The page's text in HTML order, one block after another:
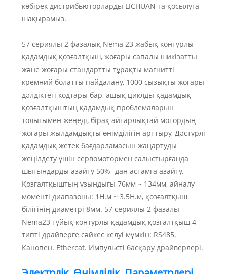
көбірек дистрибьюторларды LICHUAN-ға қосылуға
шақырамыз.
57 сериялы 2 фазалық Nema 23 жабық контурлы
қадамдық қозғалтқыш, жоғары сапалы шикізатты
және жоғары стандартты тұрақты магнитті
кремний болатты пайдалану, 1000 сызықты жоғары
дәлдіктегі кодтары бар, ашық циклды қадамдық
қозғалтқыштың қадамдық проблемаларын
толығымен жеңеді, бірақ айтарлықтай мотордың
жоғары жылдамдықты өнімділігін арттыру, Дәстүрлі
қадамдық жетек бағдарламасын жаңартуды
жеңілдету үшін сервомотормен салыстырғанда
шығындарды азайту 50% -дан астамға азайту.
Қозғалтқыштың ұзындығы 76мм ~ 134мм, айналу
моменті диапазоны: 1Н.м ~ 3.5Н.м, қозғалтқыш
білігінің диаметрі 8мм. 57 сериялы 2 фазалы
Nema23 тұйық контурлы қадамдық қозғалтқыш 4
типті драйверге сәйкес келуі мүмкін: RS485.
Канопен. Ethercat. Импульсті басқару драйверлері.